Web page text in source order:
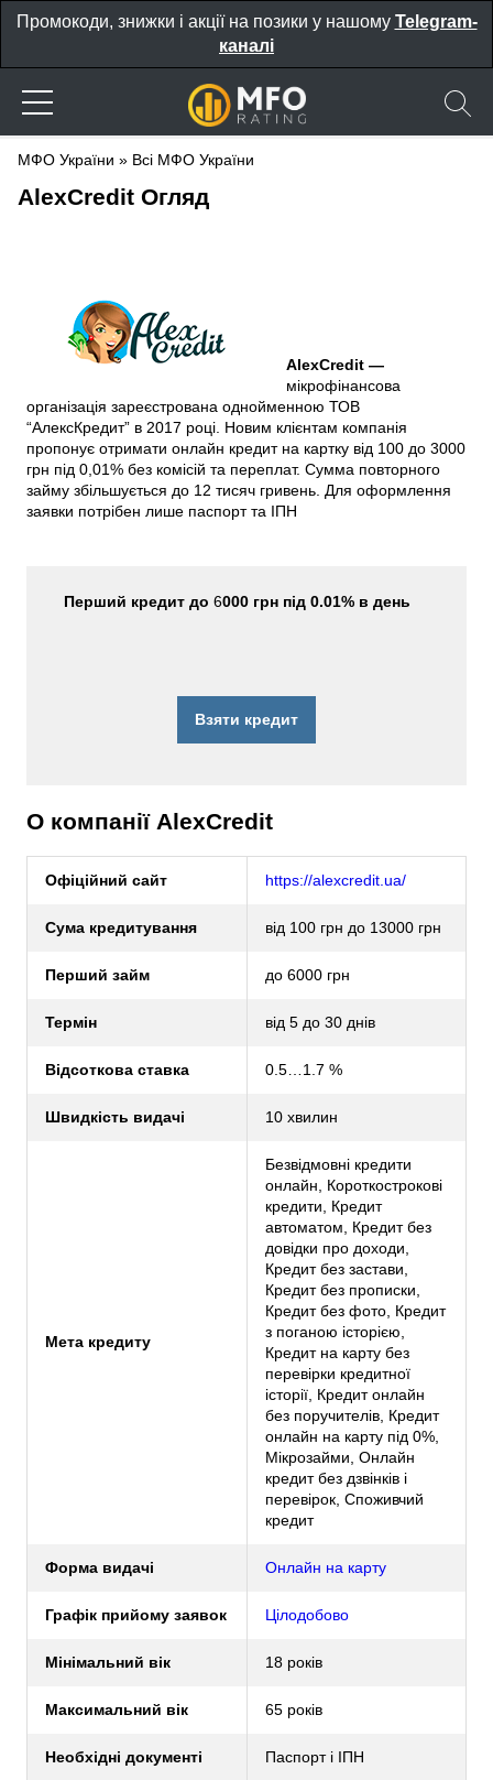
Промокоди, знижки і акції на позики у нашому Telegram-
каналі
МФО України » Всі МФО України
AlexCredit Огляд
AlexCredit —
мікрофінансова
організація зареєстрована однойменною ТОВ
“АлексКредит” в 2017 році. Новим клієнтам компанія
пропонує отримати онлайн кредит на картку від 100 до 3000
грн під 0,01% без комісій та переплат. Сумма повторного
займу збільшується до 12 тисяч гривень. Для оформлення
заявки потрібен лише паспорт та ІПН
Перший кредит до 6000 грн під 0.01% в день
Взяти кредит
О компанії AlexCredit
Офіційний сайт https://alexcredit.ua/
Сума кредитування від 100 грн до 13000 грн
Перший займ до 6000 грн
Термін від 5 до 30 днів
Відсоткова ставка 0.5…1.7 %
Швидкість видачі 10 хвилин
Мета кредиту
Безвідмовні кредити
онлайн, Короткострокові
кредити, Кредит
автоматом, Кредит без
довідки про доходи,
Кредит без застави,
Кредит без прописки,
Кредит без фото, Кредит
з поганою історією,
Кредит на карту без
перевірки кредитної
історії, Кредит онлайн
без поручителів, Кредит
онлайн на карту під 0%,
Мікрозайми, Онлайн
кредит без дзвінків і
перевірок, Споживчий
кредит
Форма видачі Онлайн на карту
Графік прийому заявок Цілодобово
Мінімальний вік 18 років
Максимальний вік 65 років
Необхідні документі Паспорт і ІПН